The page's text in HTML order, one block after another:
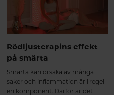
vara ett biverkningsfritt alternativ
eller komplement till andra
smärtlindrande behandlingar.
Rödljusterapins effekt
på smärta
Smärta kan orsaka av många
saker och inflammation är i regel
en komponent. Därför är det